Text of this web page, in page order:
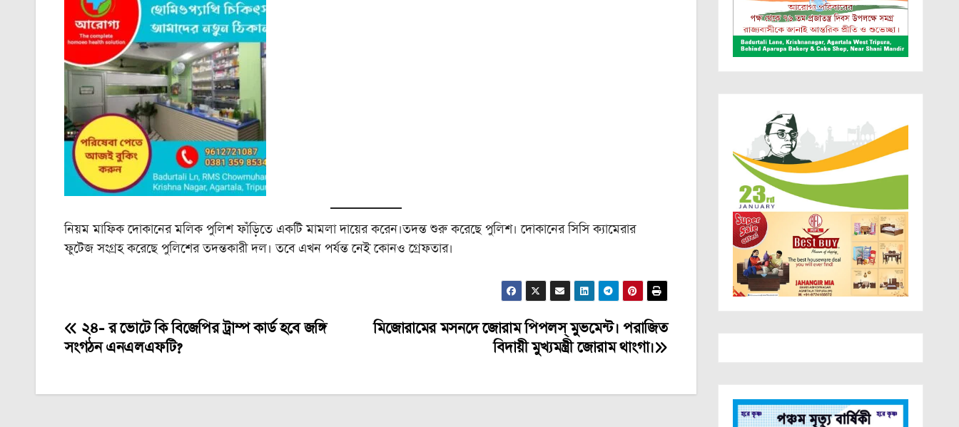
নিয়ম মাফিক দোকানের মলিক পুলিশ ফাঁড়িতে একটি মামলা দায়ের করেন।তদন্ত শুরু করেছে পুলিশ। দোকানের সিসি ক্যামেরার
ফুটেজ সংগ্রহ করেছে পুলিশের তদন্তকারী দল। তবে এখন পর্যন্ত নেই কোনও গ্রেফতার।
Post
navigation
মিজোরামের মসনদে জোরাম পিপলস্ মুভমেন্ট। পরাজিত
বিদায়ী মুখ্যমন্ত্রী জোরাম থাংগা।
২৪- র ভোটে কি বিজেপির ট্রাম্প কার্ড হবে জঙ্গি
সংগঠন এনএলএফটি?